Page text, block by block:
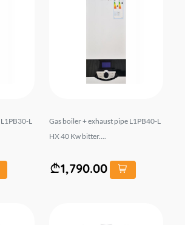
L
Gas boiler + exhaust pipe L1PB40-L
HX 40 Kw bitter....
1,790.00